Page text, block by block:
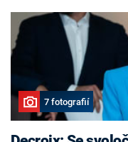
7 fotografií